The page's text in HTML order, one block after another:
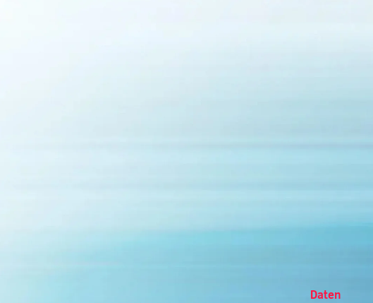
Daten